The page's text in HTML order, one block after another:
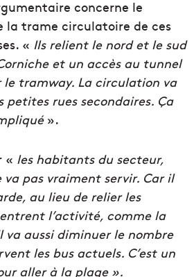
concerne le
la trame circulatoire de ces
« Ils relient le nord et le sud
et un accès au tunnel
le tramway. La circulation va
petites rues secondaires. Ça
».
« les habitants du secteur,
pas vraiment servir. Car il
au lieu de relier les
l’activité, comme la
aussi diminuer le nombre
les bus actuels. C’est un
aller à la plage ».